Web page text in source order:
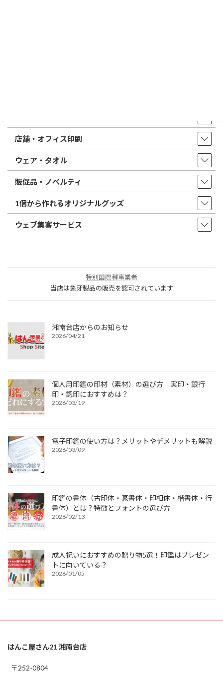
店舗・オフィス印刷
ウェア・タオル
販促品・ノベルティ
1個から作れるオリジナルグッズ
ウェブ集客サービス
特別国際種事業者
当店は象牙製品の販売を認可されています
湘南台店からのお知らせ
2026/04/21
個人用印鑑の印材（素材）の選び方｜実印・銀行
印・認印におすすめは？
2026/03/19
電子印鑑の使い方は？メリットやデメリットも解説
2026/03/09
印鑑の書体（古印体・篆書体・印相体・楷書体・行
書体）とは？特徴とフォントの選び方
2026/02/13
成人祝いにおすすめの贈り物5選！印鑑はプレゼン
トに向いている？
2026/01/05
はんこ屋さん21 湘南台店
〒252-0804